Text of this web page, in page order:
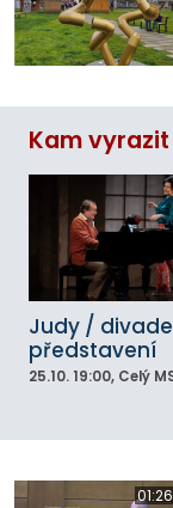
Kam
Judy /
představení
25.10. 19:00, Celý
01:26